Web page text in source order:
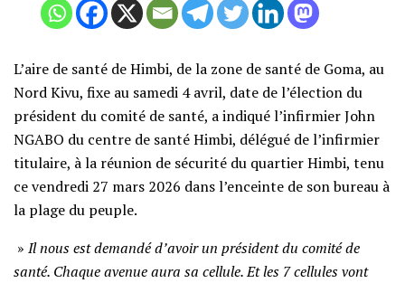
L’aire de santé de Himbi, de la zone de santé de Goma, au
Nord Kivu, fixe au samedi 4 avril, date de l’élection du
président du comité de santé, a indiqué l’infirmier John
NGABO du centre de santé Himbi, délégué de l’infirmier
titulaire, à la réunion de sécurité du quartier Himbi, tenu
ce vendredi 27 mars 2026 dans l’enceinte de son bureau à
la plage du peuple.
» Il nous est demandé d’avoir un président du comité de
santé. Chaque avenue aura sa cellule. Et les 7 cellules vont